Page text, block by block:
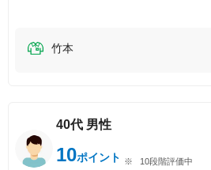
竹本
40代 男性
10ポイント 10段階評価中